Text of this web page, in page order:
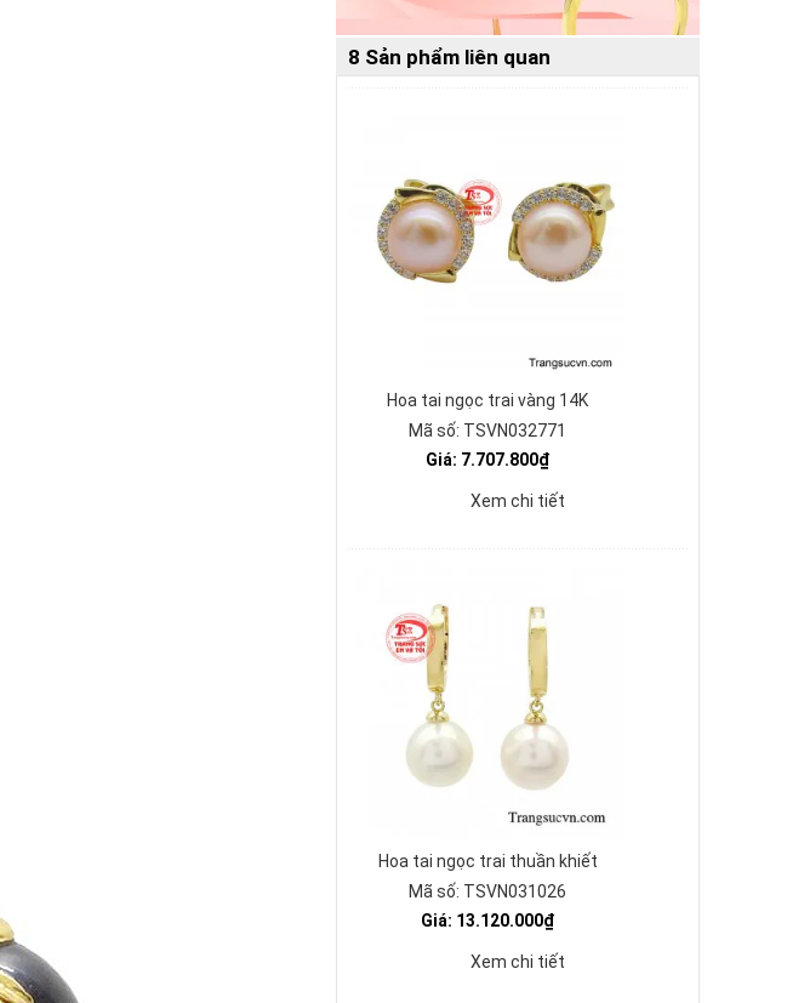
8 Sản phẩm liên quan
Hoa tai ngọc trai vàng 14K
Mã số: TSVN032771
Giá: 7.707.800₫
Xem chi tiết
Hoa tai ngọc trai thuần khiết
Mã số: TSVN031026
Giá: 13.120.000₫
Xem chi tiết